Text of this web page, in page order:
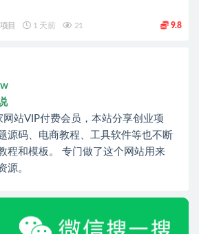
目 1 天前 21 9.8
站VIP付费会员，本站分享创业项
源码、电商教程、工具软件等也不断
程和模板。 专门做了这个网站用来
源。